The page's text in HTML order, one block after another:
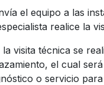
el equipo a las
realice la
la visita técnica se
el cual
o servicio